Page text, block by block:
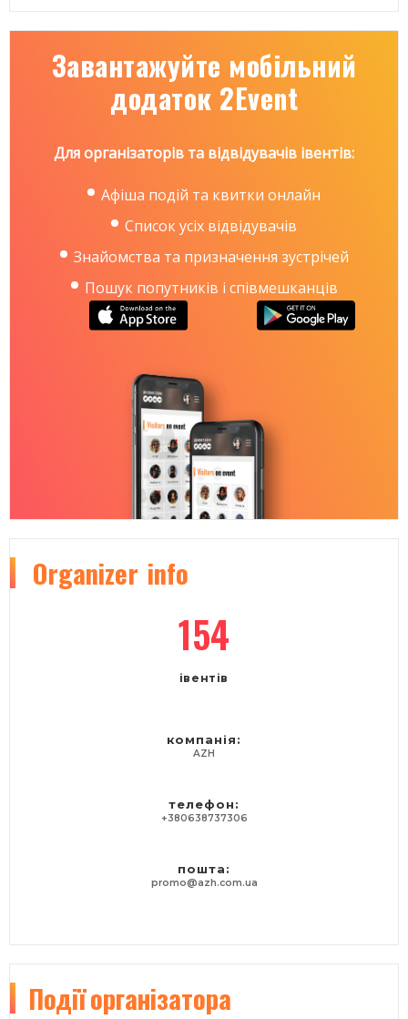
Завантажуйте мобільний
додаток 2Event
Для організаторів та відвідувачів івентів:
Афіша подій та квитки онлайн
Список усіх відвідувачів
Знайомства та призначення зустрічей
Пошук попутників і співмешканців
Organizer info
154
івентів
компанія:
AZH
телефон:
+380638737306
пошта:
promo@azh.com.ua
Подіїорганізатора